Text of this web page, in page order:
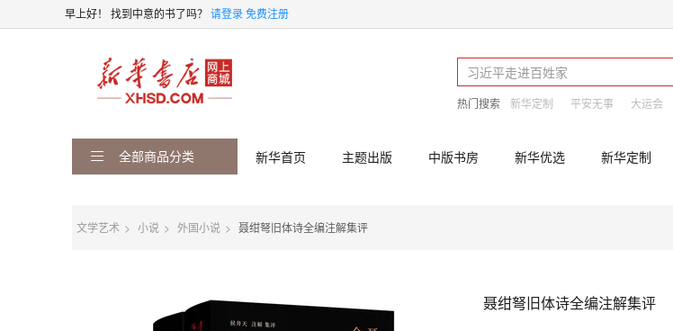
早上好！ 找到中意的书了吗？ 请登录免费注册
热门搜索 新华定制 平安无事 大运会
全部商品分类 新华首页 主题出版 中版书房 新华优选 新华定制
文学艺术 小说 外国小说 聂绀弩旧体诗全编注解集评
聂绀弩旧体诗全编注解集评